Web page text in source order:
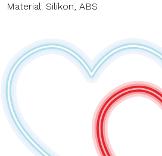
Material: Silikon, ABS